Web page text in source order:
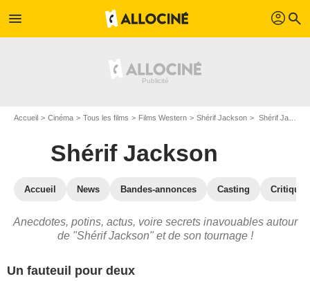
menu profil search
Accueil Cinéma Tous les films Films Western Shérif Jackson Shérif Jackson : les secrets du tournage
Shérif Jackson
Accueil News Bandes-annonces Casting
Anecdotes, potins, actus, voire secrets inavouables autour
de "Shérif Jackson" et de son tournage !
Un fauteuil pour deux